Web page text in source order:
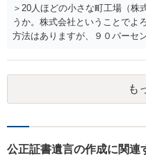
＞20人ほどの小さな町工場（株
うか。株式会社ということでよ
方法はありますが、９０パーセ
るか、家族を説得して承継させ
がいれば、全員で会社を辞めて
れます。 それか、しばらく我
継させるしかないように思えま
も
公正証書遺言の作成に関連